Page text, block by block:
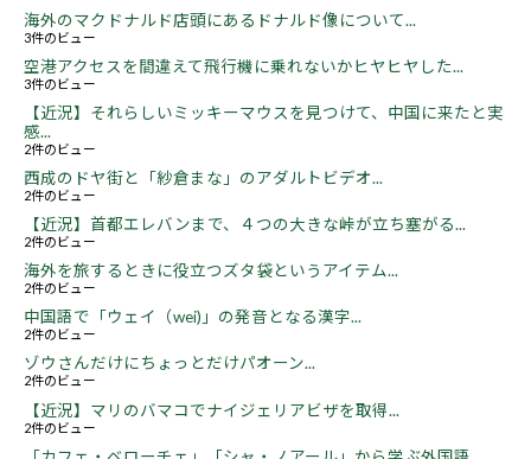
海外のマクドナルド店頭にあるドナルド像について...
3件のビュー
空港アクセスを間違えて飛行機に乗れないかヒヤヒヤした...
3件のビュー
【近況】それらしいミッキーマウスを見つけて、中国に来たと実
感...
2件のビュー
西成のドヤ街と「紗倉まな」のアダルトビデオ...
2件のビュー
【近況】首都エレバンまで、４つの大きな峠が立ち塞がる...
2件のビュー
海外を旅するときに役立つズタ袋というアイテム...
2件のビュー
中国語で「ウェイ（wei)」の発音となる漢字...
2件のビュー
ゾウさんだけにちょっとだけパオーン...
2件のビュー
【近況】マリのバマコでナイジェリアビザを取得...
2件のビュー